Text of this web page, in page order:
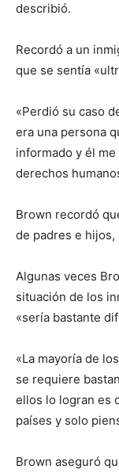
describió.
Recordó a un
que se sentía
«Perdió su caso
era una persona
informado y él
derechos
Brown recordó
de padres e
Algunas veces
situación de los
«sería bastante
«La mayoría de
se requiere
ellos lo logran es
países y solo
Brown aseguró